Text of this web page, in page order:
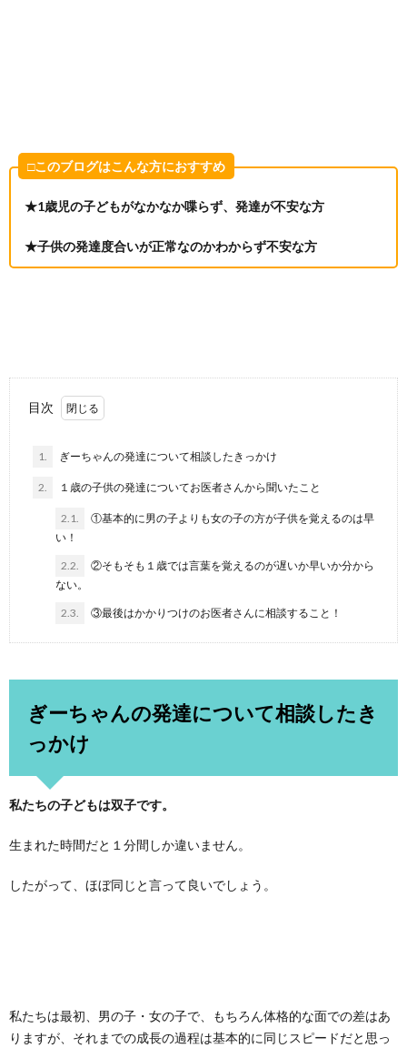
□このブログはこんな方におすすめ
★1歳児の子どもがなかなか喋らず、発達が不安な方
★子供の発達度合いが正常なのかわからず不安な方
目次
1. ぎーちゃんの発達について相談したきっかけ
2. １歳の子供の発達についてお医者さんから聞いたこと
2.1.
①基本的に男の子よりも女の子の方が子供を覚えるのは早
い！
2.2.
②そもそも１歳では言葉を覚えるのが遅いか早いか分から
ない。
2.3. ③最後はかかりつけのお医者さんに相談すること！
ぎーちゃんの発達について相談したき
っかけ
私たちの子どもは双子です。
生まれた時間だと１分間しか違いません。
したがって、ほぼ同じと言って良いでしょう。
私たちは最初、男の子・女の子で、もちろん体格的な面での差はあ
りますが、それまでの成長の過程は基本的に同じスピードだと思っ